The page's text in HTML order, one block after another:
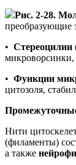
Рис. 2-28.
преобразующие
• Стереоцилии
микроворсинки,
• Функции
цитозоля,
Нити
(филаменты)
а также